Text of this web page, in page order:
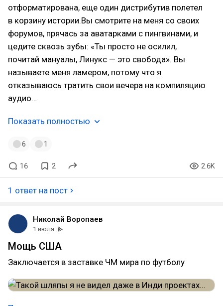
отформатирована, еще один дистрибутив полетел
в корзину истории.Вы смотрите на меня со своих
форумов, прячась за аватарками с пингвинами, и
цедите сквозь зубы: «Ты просто не осилил,
почитай мануалы, Линукс — это свобода». Вы
называете меня ламером, потому что я
отказываюсь тратить свои вечера на компиляцию
аудио…
Показать полностью
6 1
16 2 2.6K
1 ответ на пост
Николай Воропаев
1 июля
Мощь США
Заключается в заставке ЧМ мира по футболу